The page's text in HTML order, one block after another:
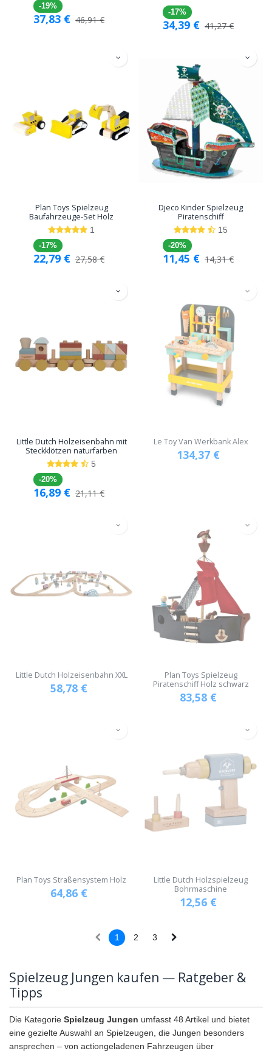
-19%
37,83 € 46,91€
-17%
34,39 € 41,27€
Plan Toys Spielzeug
Baufahrzeuge-Set Holz
1
-17%
22,79 € 27,58€
Djeco Kinder Spielzeug
Piratenschiff
15
-20%
11,45 € 14,31€
Little Dutch Holzeisenbahn mit
Steckklötzen naturfarben
5
-20%
16,89 € 21,11€
Le Toy Van Werkbank Alex
134,37 €
Little Dutch Holzeisenbahn XXL
58,78 €
Plan Toys Spielzeug
Piratenschiff Holz schwarz
83,58 €
Plan Toys Straßensystem Holz
64,86 €
Little Dutch Holzspielzeug
Bohrmaschine
12,56 €
1 2 3
Spielzeug Jungen kaufen — Ratgeber &
Tipps
Die Kategorie Spielzeug Jungen umfasst 48 Artikel und bietet
eine gezielte Auswahl an Spielzeugen, die Jungen besonders
ansprechen – von actiongeladenen Fahrzeugen über